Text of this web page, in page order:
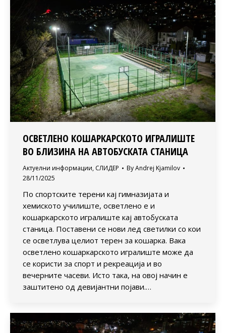
ОСВЕТЛЕНО КОШАРКАРСКОТО ИГРАЛИШТЕ
ВО БЛИЗИНА НА АВТОБУСКАТА СТАНИЦА
Актуелни информации, СЛИДЕР ByAndrej Kjamilov
28/11/2025
По спортските терени кај гимназијата и
хемиското училиште, осветлено е и
кошаркарското игралиште кај автобуската
станица. Поставени се нови лед светилки со кои
се осветлува целиот терен за кошарка. Вака
осветлено кошаркарското игралиште може да
се користи за спорт и рекреација и во
вечерните часеви. Исто така, на овој начин е
заштитено од девијантни појави.…